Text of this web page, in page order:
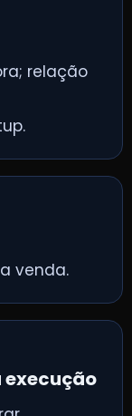
relação
venda.
execução